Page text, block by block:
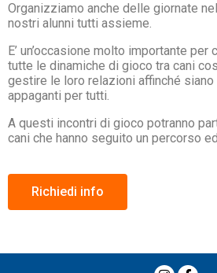
Organizziamo anche delle giornate
nostri alunni tutti assieme.
E’ un’occasione molto importante
tutte le dinamiche di gioco tra cani
gestire le loro relazioni affinché
appaganti per tutti.
A questi incontri di gioco potranno
cani che hanno seguito un percorso
Richiedi info